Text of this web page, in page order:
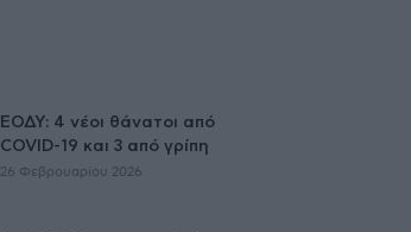
ΕΟΔΥ: 4 νέοι θάνατοι από
COVID-19 και 3 από γρίπη
26 Φεβρουαρίου 2026